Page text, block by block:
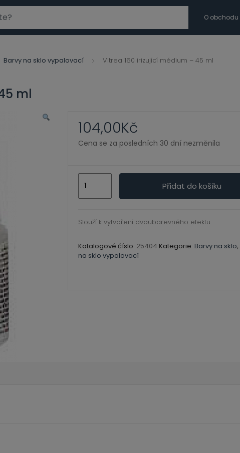
O obchodu
Barvy na sklo vypalovací Vitrea 160 irizující médium – 45 ml
ml
104,00Kč
Cena se za posledních 30 dní nezměnila
médium
45
ml
Přidat do košíku
Slouží k vytvoření dvoubarevného efektu.
Katalogové číslo: 25404 Kategorie: Barvy na sklo,
na sklo vypalovací
modal-check